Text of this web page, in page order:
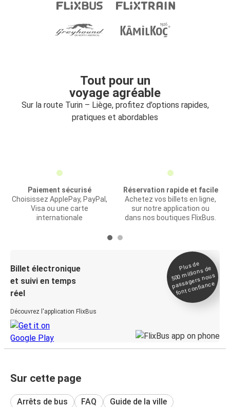
Tout pour un
voyage agréable
Sur la route Turin – Liège, profitez d’options rapides,
pratiques et abordables
Paiement sécurisé
Choisissez ApplePay, PayPal,
Visa ou une carte
internationale
Réservation rapide et facile
Achetez vos billets en ligne,
sur notre application ou
dans nos boutiques FlixBus.
Billet électronique
et suivi en temps
réel
Découvrez l'application FlixBus
Plus de
500
millions de
passagers nous
font confiance
Sur cette page
Arrêts de bus FAQ Guide de la ville